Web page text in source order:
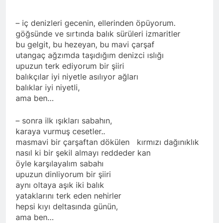
– iç denizleri gecenin, ellerinden öpüyorum.
göğsünde ve sırtında balık sürüleri izmaritler
bu gelgit, bu hezeyan, bu mavi çarşaf
utangaç ağzımda taşıdığım denizci ıslığı
upuzun terk ediyorum bir şiiri
balıkçılar iyi niyetle asılıyor ağları
balıklar iyi niyetli,
ama ben…
– sonra ilk ışıkları sabahın,
karaya vurmuş cesetler..
masmavi bir çarşaftan dökülen kırmızı dağınıklık
nasıl ki bir şekil almayı reddeder kan
öyle karşılayalım sabahı
upuzun dinliyorum bir şiiri
aynı oltaya aşık iki balık
yataklarını terk eden nehirler
hepsi kıyı deltasında günün,
ama ben…